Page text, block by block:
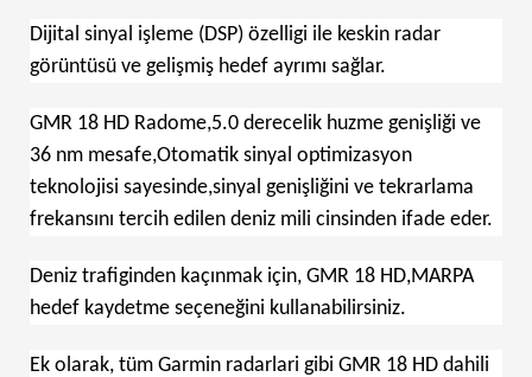
Dijital sinyal işleme (DSP) özelligi ile keskin radar
görüntüsü ve gelişmiş hedef ayrımı sağlar.
GMR 18 HD Radome,5.0 derecelik huzme genişliği ve
36 nm mesafe,Otomatik sinyal optimizasyon
teknolojisi sayesinde,sinyal genişliğini ve tekrarlama
frekansını tercih edilen deniz mili cinsinden ifade eder.
Deniz trafiginden kaçınmak için, GMR 18 HD,MARPA
hedef kaydetme seçeneğini kullanabilirsiniz.
Ek olarak, tüm Garmin radarlari gibi GMR 18 HD dahili